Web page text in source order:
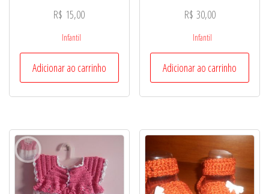
R$ 15,00
Infantil
Adicionar ao carrinho
R$ 30,00
Infantil
Adicionar ao carrinho